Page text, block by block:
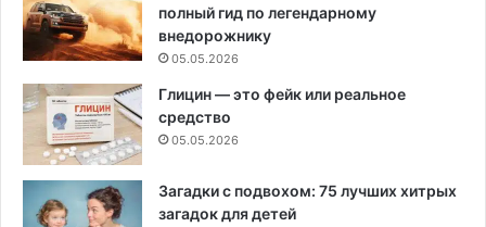
полный гид по легендарному
внедорожнику
05.05.2026
Глицин — это фейк или реальное
средство
05.05.2026
Загадки с подвохом: 75 лучших хитрых
загадок для детей